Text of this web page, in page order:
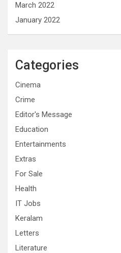
March 2022
January 2022
Categories
Cinema
Crime
Editor's Message
Education
Entertainments
Extras
For Sale
Health
IT Jobs
Keralam
Letters
Literature